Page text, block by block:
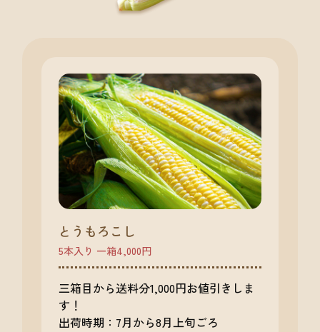
とうもろこし
5本入り 一箱4,000円
三箱目から送料分1,000円お値引きしま
す！
出荷時期：7月から8月上旬ごろ